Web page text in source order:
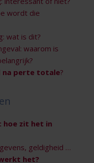
wordt die
wat is dit?
waarom is
na perte totale?
hoe zit het in
geldigheid …
het?